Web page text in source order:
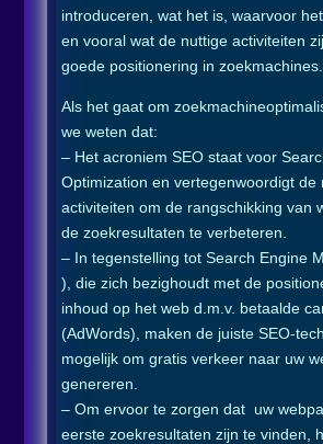
introduceren, wat het is, waarvoor
en vooral wat de nuttige activiteiten
goede positionering in zoekmachines.
Als het gaat om
we weten dat:
– Het acroniem SEO staat voor
Optimization en vertegenwoordigt de
activiteiten om de rangschikking van
de zoekresultaten te verbeteren.
– In tegenstelling tot Search Engine
), die zich bezighoudt met de
inhoud op het web d.m.v. betaalde
(AdWords), maken de juiste SEO-
mogelijk om gratis verkeer naar uw
genereren.
– Om ervoor te zorgen dat uw
eerste zoekresultaten zijn te vinden,